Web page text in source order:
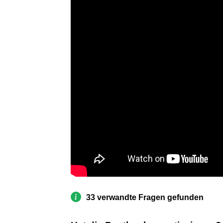
33 verwandte Fragen gefunden